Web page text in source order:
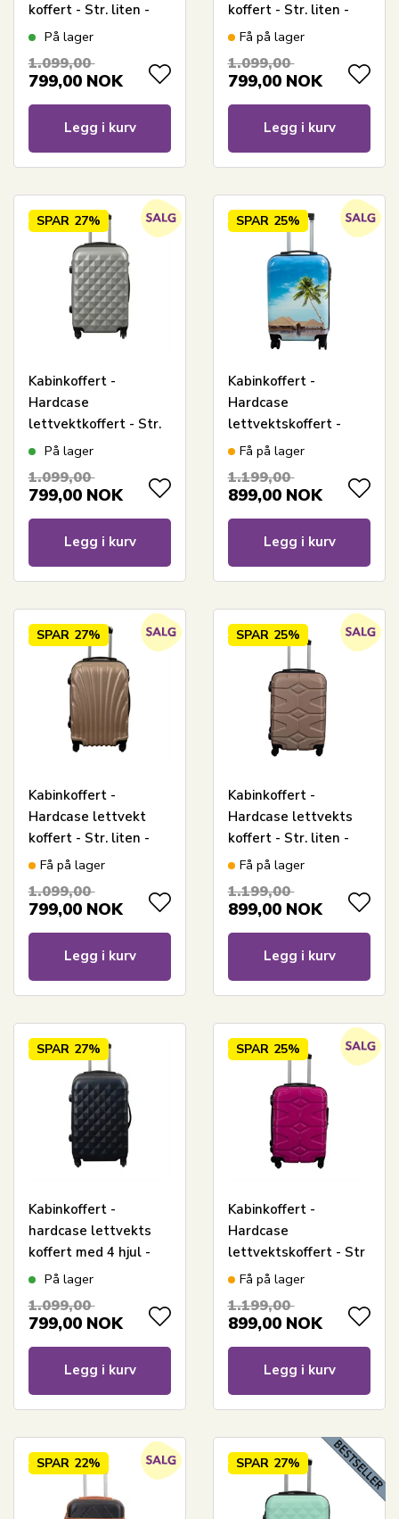
koffert - Str. liten -
Lyseblå musling
På lager
1.099,00
799,00 NOK
Legg i kurv
koffert - Str. liten -
Oransje
Få på lager
1.099,00
799,00 NOK
Legg i kurv
SPAR 27%
Kabinkoffert -
Hardcase
lettvektkoffert - Str.
liten - Diamant grå
På lager
1.099,00
799,00 NOK
Legg i kurv
SPAR 25%
Kabinkoffert -
Hardcase
lettvektskoffert -
Trolley med motiv -
Få på lager
1.199,00
899,00 NOK
Legg i kurv
SPAR 27%
Kabinkoffert -
Hardcase lettvekt
koffert - Str. liten -
Gull musling
Få på lager
1.099,00
799,00 NOK
Legg i kurv
SPAR 25%
Kabinkoffert -
Hardcase lettvekts
koffert - Str. liten -
Military Sand
Få på lager
1.199,00
899,00 NOK
Legg i kurv
SPAR 27%
Kabinkoffert -
hardcase lettvekts
koffert med 4 hjul -
Diamant mørkeblå
På lager
1.099,00
799,00 NOK
Legg i kurv
SPAR 25%
Kabinkoffert -
Hardcase
lettvektskoffert - Str
liten - Militærrosa
Få på lager
1.199,00
899,00 NOK
Legg i kurv
SPAR 22% SPAR 27%